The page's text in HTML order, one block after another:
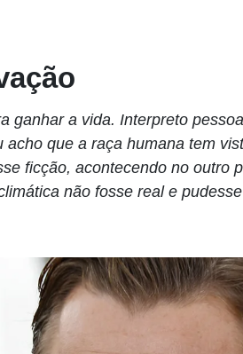
ganhar a vida. Interpreto
que a raça humana tem
ficção, acontecendo no outro
não fosse real e